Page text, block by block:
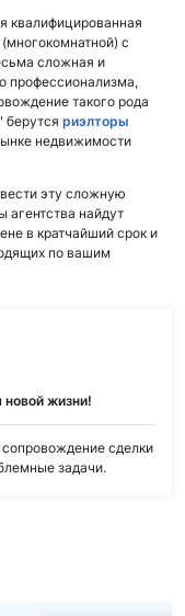
квалифицированная
с
сложная и
профессионализма,
такого рода
берутся риэлторы
недвижимости
эту сложную
найдут
в кратчайший срок и
по вашим
жизни!
сделки
задачи.